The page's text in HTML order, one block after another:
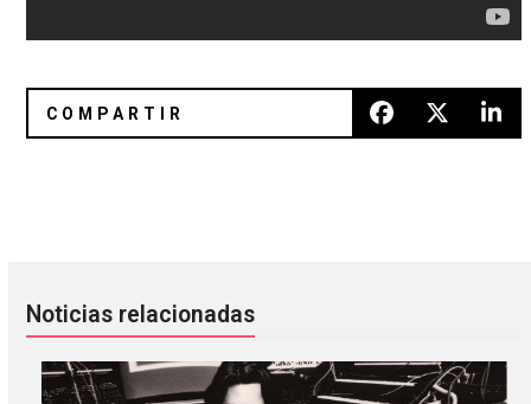
Noticias relacionadas